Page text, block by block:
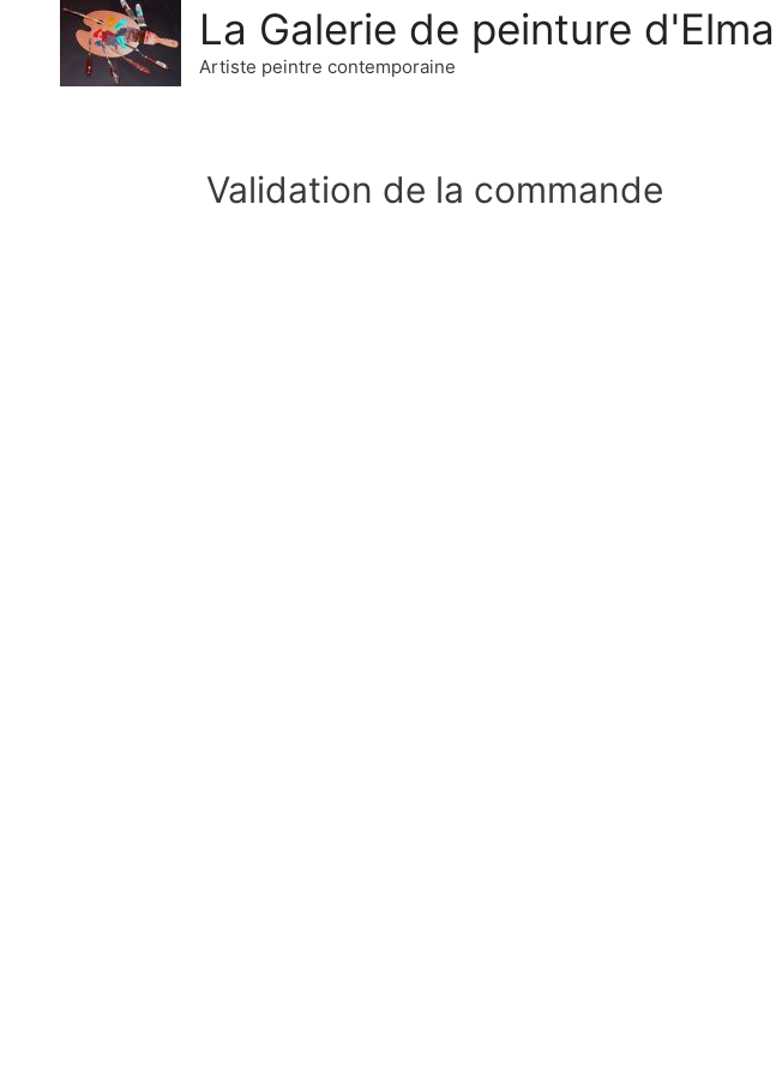
La Galerie de peinture d'Elma
Artiste peintre contemporaine
Validation de la commande